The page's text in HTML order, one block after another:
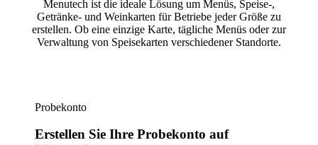
Menutech ist die ideale Lösung um Menüs, Speise-,
Getränke- und Weinkarten für Betriebe jeder Größe zu
erstellen. Ob eine einzige Karte, tägliche Menüs oder zur
Verwaltung von Speisekarten verschiedener Standorte.
Probekonto
Erstellen Sie Ihre Probekonto auf